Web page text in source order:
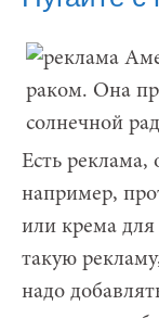
Есть реклама,
например,
или крема для
такую
надо